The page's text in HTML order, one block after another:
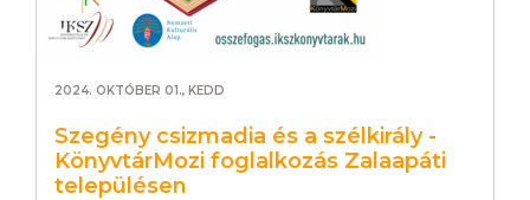
2024. OKTÓBER 01., KEDD
Szegény csizmadia és a szélkirály -
KönyvtárMozi foglalkozás Zalaapáti
településen